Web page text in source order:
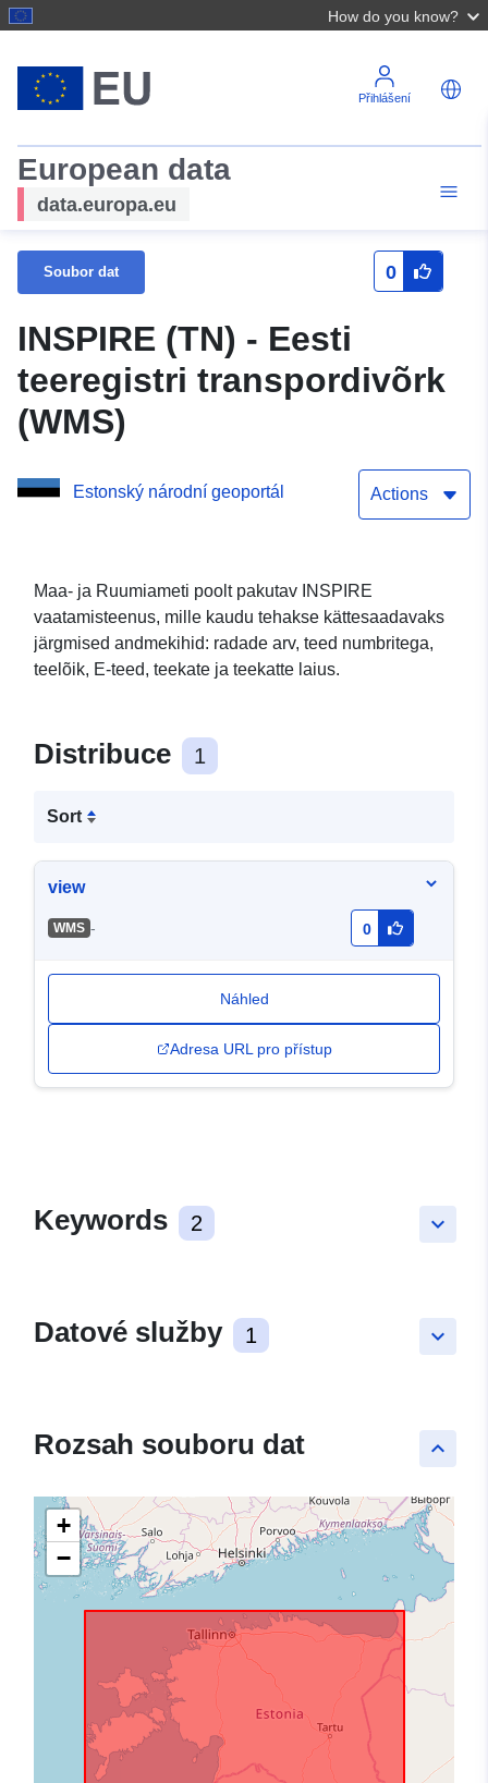
How do you know?
Přihlášení
European data
data.europa.eu
Soubor dat 0
INSPIRE (TN) - Eesti
teeregistri transpordivõrk
(WMS)
Estonský národní geoportál Actions
Maa- ja Ruumiameti poolt pakutav INSPIRE
vaatamisteenus, mille kaudu tehakse kättesaadavaks
järgmised andmekihid: radade arv, teed numbritega,
teelõik, E-teed, teekate ja teekatte laius.
Distribuce 1
Sort
view
WMS - 0
Náhled
Adresa URL pro přístup
keyboard_arrow_down
Keywords 2
keyboard_arrow_down
Datové služby 1
keyboard_arrow_up
Rozsah souboru dat
+
−